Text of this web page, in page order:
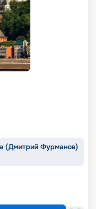
(Дмитрий Фурманов)